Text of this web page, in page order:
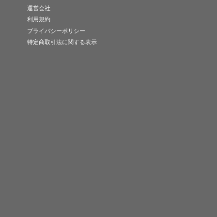
運営会社
利用規約
プライバシーポリシー
特定商取引法に関する表示